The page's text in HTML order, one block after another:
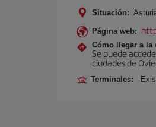
Situación:
Página web:
Cómo llegar a la
Se puede
ciudades de
Terminales: